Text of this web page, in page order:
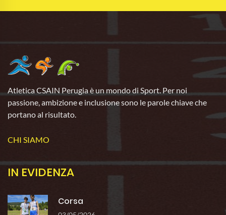
Atletica CSAIN Perugia è un mondo di Sport. Per noi
passione, ambizione e inclusione sono le parole chiave che
portano al risultato.
CHI SIAMO
IN EVIDENZA
Corsa